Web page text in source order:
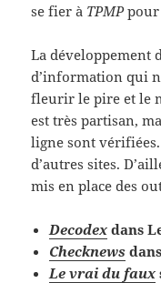
se fier à TPMPpour
La développement
d’information qui
fleurir le pire et le
est très partisan,
ligne sont vérifiées.
d’autres sites.
mis en place des
Decodex dans
Checknews
Le vrai du faux